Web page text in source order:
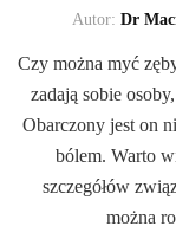
Autor: Dr
Czy można myć
zadają sobie
Obarczony jest on
bólem. Warto
szczegółów
można